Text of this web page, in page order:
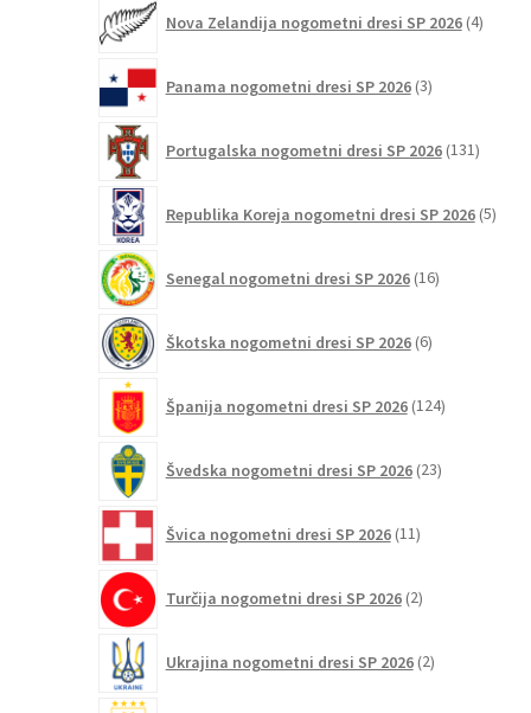
Nova Zelandija nogometni dresi SP 2026 4izdelki
Panama nogometni dresi SP 2026 3izdelki
Portugalska nogometni dresi SP 2026 131
Republika Koreja nogometni dresi SP 2026 5
Senegal nogometni dresi SP 2026 16izdelkov
Škotska nogometni dresi SP 2026 6izdelkov
Španija nogometni dresi SP 2026 124izdelkov
Švedska nogometni dresi SP 2026 23izdelkov
Švica nogometni dresi SP 2026 11izdelkov
Turčija nogometni dresi SP 2026 2izdelka
Ukrajina nogometni dresi SP 2026 2izdelka